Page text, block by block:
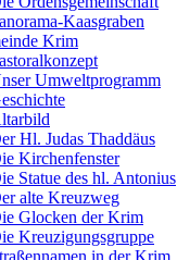
Kaasgraben
Krim
Umweltprogramm
Hl. Judas Thaddäus
Kirchenfenster
Statue des hl. Antonius
alte Kreuzweg
Glocken der Krim
Kreuzigungsgruppe
in der Krim